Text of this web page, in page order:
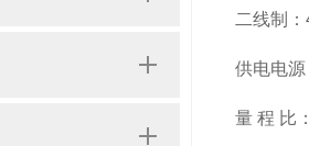
二线制
供电电
量 程 比